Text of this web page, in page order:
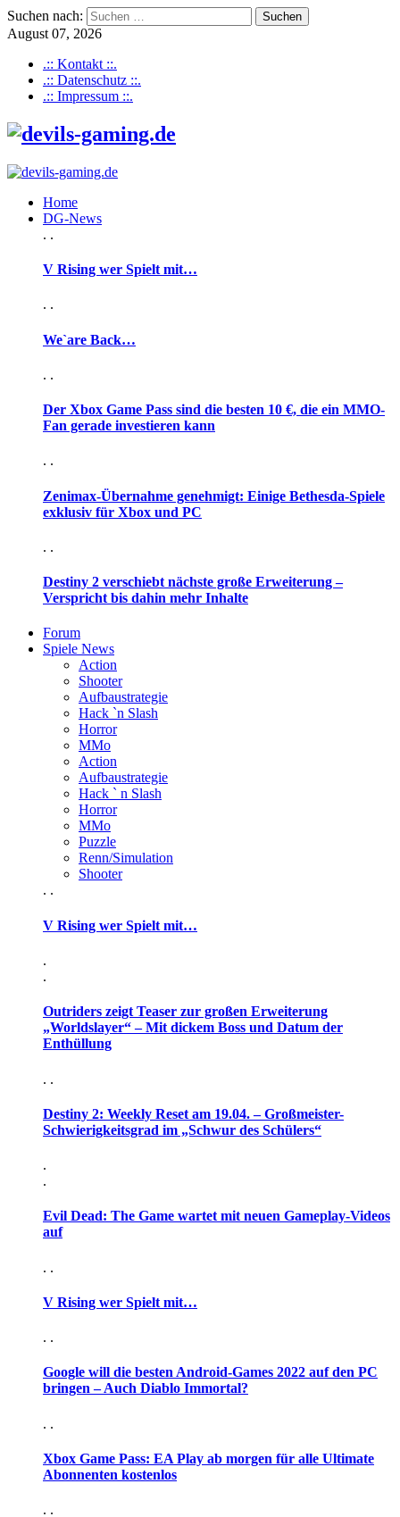
Suchen nach:
August 07, 2026
.:: Kontakt ::.
.:: Datenschutz ::.
.:: Impressum ::.
Home
DG-News
. .
V Rising wer Spielt mit…
. .
We`are Back…
. .
Der Xbox Game Pass sind die besten 10 €, die ein MMO-
Fan gerade investieren kann
. .
Zenimax-Übernahme genehmigt: Einige Bethesda-Spiele
exklusiv für Xbox und PC
. .
Destiny 2 verschiebt nächste große Erweiterung –
Verspricht bis dahin mehr Inhalte
Forum
Spiele News
Action
Shooter
Aufbaustrategie
Hack `n Slash
Horror
MMo
Action
Aufbaustrategie
Hack ` n Slash
Horror
MMo
Puzzle
Renn/Simulation
Shooter
. .
V Rising wer Spielt mit…
.
.
Outriders zeigt Teaser zur großen Erweiterung
„Worldslayer“ – Mit dickem Boss und Datum der
Enthüllung
. .
Destiny 2: Weekly Reset am 19.04. – Großmeister-
Schwierigkeitsgrad im „Schwur des Schülers“
.
.
Evil Dead: The Game wartet mit neuen Gameplay-Videos
auf
. .
V Rising wer Spielt mit…
. .
Google will die besten Android-Games 2022 auf den PC
bringen – Auch Diablo Immortal?
. .
Xbox Game Pass: EA Play ab morgen für alle Ultimate
Abonnenten kostenlos
. .